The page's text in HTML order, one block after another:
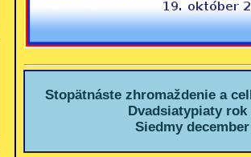
Stopätnáste zhromaždenie a
Dvadsiatypiaty rok
Siedmy december